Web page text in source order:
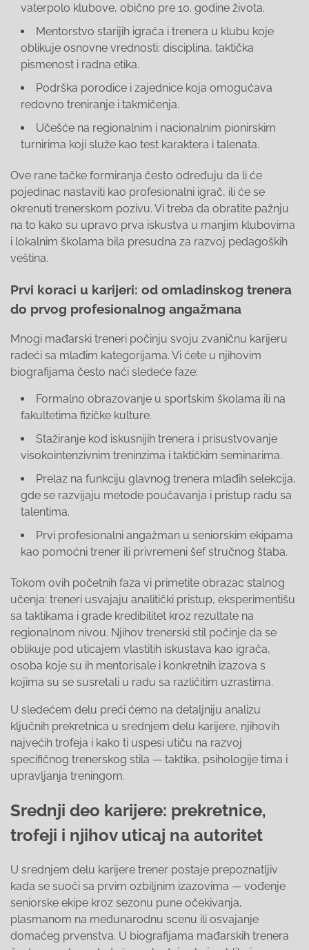
vaterpolo klubove, obično pre 10. godine života.
Mentorstvo starijih igrača i trenera u klubu koje
oblikuje osnovne vrednosti: disciplina, taktička
pismenost i radna etika.
Podrška porodice i zajednice koja omogućava
redovno treniranje i takmičenja.
Učešće na regionalnim i nacionalnim pionirskim
turnirima koji služe kao test karaktera i talenata.
Ove rane tačke formiranja često određuju da li će
pojedinac nastaviti kao profesionalni igrač, ili će se
okrenuti trenerskom pozivu. Vi treba da obratite pažnju
na to kako su upravo prva iskustva u manjim klubovima
i lokalnim školama bila presudna za razvoj pedagoških
veština.
Prvi koraci u karijeri: od omladinskog trenera
do prvog profesionalnog angažmana
Mnogi mađarski treneri počinju svoju zvaničnu karijeru
radeći sa mlađim kategorijama. Vi ćete u njihovim
biografijama često naći sledeće faze:
Formalno obrazovanje u sportskim školama ili na
fakultetima fizičke kulture.
Stažiranje kod iskusnijih trenera i prisustvovanje
visokointenzivnim treninzima i taktičkim seminarima.
Prelaz na funkciju glavnog trenera mlađih selekcija,
gde se razvijaju metode poučavanja i pristup radu sa
talentima.
Prvi profesionalni angažman u seniorskim ekipama
kao pomoćni trener ili privremeni šef stručnog štaba.
Tokom ovih početnih faza vi primetite obrazac stalnog
učenja: treneri usvajaju analitički pristup, eksperimentišu
sa taktikama i grade kredibilitet kroz rezultate na
regionalnom nivou. Njihov trenerski stil počinje da se
oblikuje pod uticajem vlastitih iskustava kao igrača,
osoba koje su ih mentorisale i konkretnih izazova s
kojima su se susretali u radu sa različitim uzrastima.
U sledećem delu preći ćemo na detaljniju analizu
ključnih prekretnica u srednjem delu karijere, njihovih
najvećih trofeja i kako ti uspesi utiču na razvoj
specifičnog trenerskog stila — taktika, psihologije tima i
upravljanja treningom.
Srednji deo karijere: prekretnice,
trofeji i njihov uticaj na autoritet
U srednjem delu karijere trener postaje prepoznatljiv
kada se suoči sa prvim ozbiljnim izazovima — vođenje
seniorske ekipe kroz sezonu pune očekivanja,
plasmanom na međunarodnu scenu ili osvajanje
domaćeg prvenstva. U biografijama mađarskih trenera